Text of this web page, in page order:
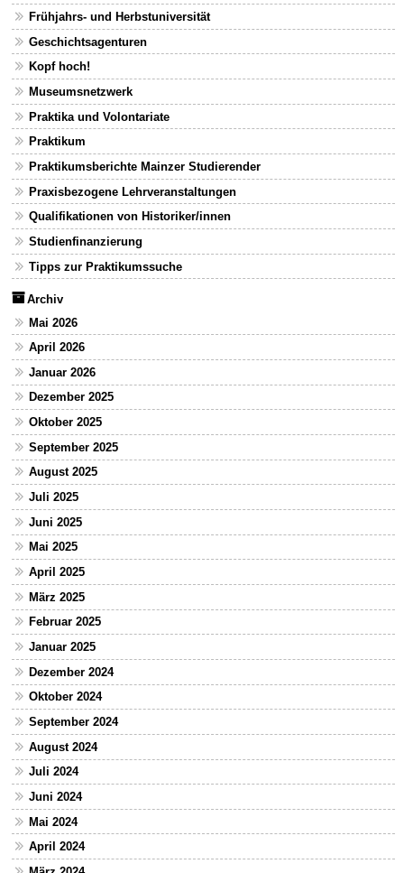
Frühjahrs- und Herbstuniversität
Geschichtsagenturen
Kopf hoch!
Museumsnetzwerk
Praktika und Volontariate
Praktikum
Praktikumsberichte Mainzer Studierender
Praxisbezogene Lehrveranstaltungen
Qualifikationen von Historiker/innen
Studienfinanzierung
Tipps zur Praktikumssuche
Archiv
Mai 2026
April 2026
Januar 2026
Dezember 2025
Oktober 2025
September 2025
August 2025
Juli 2025
Juni 2025
Mai 2025
April 2025
März 2025
Februar 2025
Januar 2025
Dezember 2024
Oktober 2024
September 2024
August 2024
Juli 2024
Juni 2024
Mai 2024
April 2024